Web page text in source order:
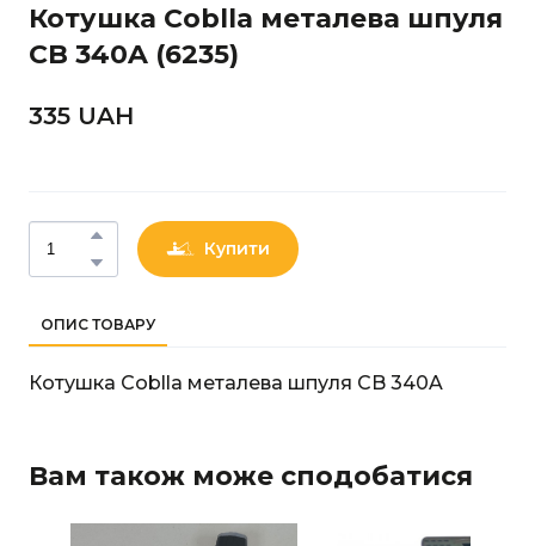
Котушка Coblla металева шпуля
CB 340A (6235)
335 UAН
Купити
ОПИС ТОВАРУ
Котушка Coblla металева шпуля CB 340A
Вам також може сподобатися